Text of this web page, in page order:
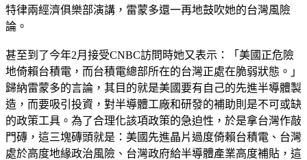
特律兩經濟俱樂部演講，雷蒙多還一再地鼓吹她的台灣風險
論。
甚至到了今年2月接受CNBC訪問時她又表示：「美國正危險
地倚賴台積電，而台積電總部所在的台灣正處在脆弱狀態。」
歸納雷蒙多的言論，其目的就是美國要有自己的先進半導體製
造，而要吸引投資，對半導體工廠和研發的補助則是不可或缺
的政策工具。為了合理化該項政策的急迫性，於是拿台灣作敲
門磚，這三塊磚頭就是：美國先進晶片過度倚賴台積電、台灣
處於高度地緣政治風險、台灣政府給半導體產業高度補貼，這